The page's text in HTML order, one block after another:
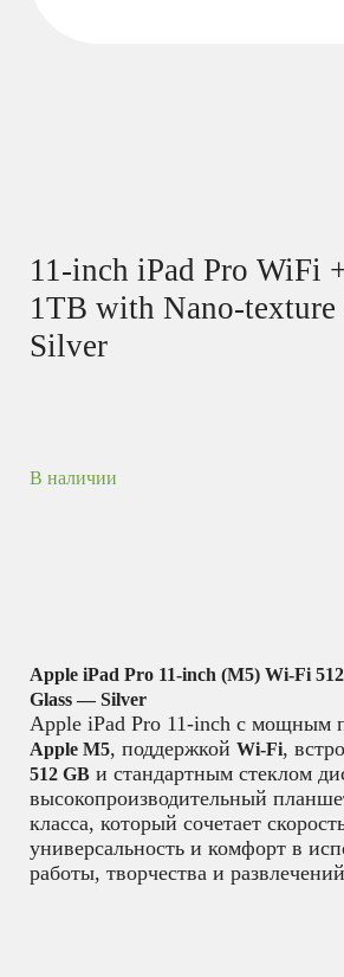
11-inch iPad Pro WiFi
1TB with Nano-texture
Silver
В наличии
Apple iPad Pro 11-inch (M5) Wi-Fi
Glass — Silver
Apple iPad Pro 11-inch с мощным
Apple M5, поддержкой Wi-Fi,
512 GB и стандартным стеклом
высокопроизводительный
класса, который сочетает
универсальность и комфорт в
работы, творчества и